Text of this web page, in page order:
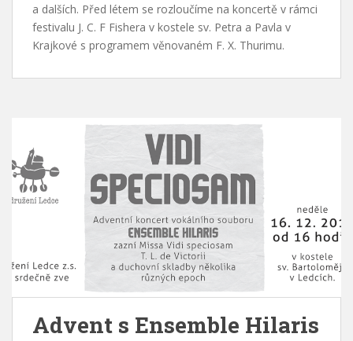
a dalších. Před létem se rozloučíme na koncertě v rámci
festivalu J. C. F Fishera v kostele sv. Petra a Pavla v
Krajkové s programem věnovaném F. X. Thurimu.
Advent s Ensemble Hilaris